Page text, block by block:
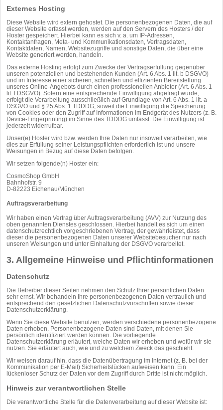
Externes Hosting
Diese Website wird extern gehostet. Die personenbezogenen Daten, die auf
dieser Website erfasst werden, werden auf den Servern des Hosters / der
Hoster gespeichert. Hierbei kann es sich v. a. um IP-Adressen,
Kontaktanfragen, Meta- und Kommunikationsdaten, Vertragsdaten,
Kontaktdaten, Namen, Websitezugriffe und sonstige Daten, die über eine
Website generiert werden, handeln.
Das externe Hosting erfolgt zum Zwecke der Vertragserfüllung gegenüber
unseren potenziellen und bestehenden Kunden (Art. 6 Abs. 1 lit. b DSGVO)
und im Interesse einer sicheren, schnellen und effizienten Bereitstellung
unseres Online-Angebots durch einen professionellen Anbieter (Art. 6 Abs. 1
lit. f DSGVO). Sofern eine entsprechende Einwilligung abgefragt wurde,
erfolgt die Verarbeitung ausschließlich auf Grundlage von Art. 6 Abs. 1 lit. a
DSGVO und § 25 Abs. 1 TDDDG, soweit die Einwilligung die Speicherung
von Cookies oder den Zugriff auf Informationen im Endgerät des Nutzers (z. B.
Device-Fingerprinting) im Sinne des TDDDG umfasst. Die Einwilligung ist
jederzeit widerrufbar.
Unser(e) Hoster wird bzw. werden Ihre Daten nur insoweit verarbeiten, wie
dies zur Erfüllung seiner Leistungspflichten erforderlich ist und unsere
Weisungen in Bezug auf diese Daten befolgen.
Wir setzen folgende(n) Hoster ein:
CosmoShop GmbH
Bahnhofstr. 9
D-82223 Eichenau/München
Auftragsverarbeitung
Wir haben einen Vertrag über Auftragsverarbeitung (AVV) zur Nutzung des
oben genannten Dienstes geschlossen. Hierbei handelt es sich um einen
datenschutzrechtlich vorgeschriebenen Vertrag, der gewährleistet, dass
dieser die personenbezogenen Daten unserer Websitebesucher nur nach
unseren Weisungen und unter Einhaltung der DSGVO verarbeitet.
3. Allgemeine Hinweise und Pflicht­informationen
Datenschutz
Die Betreiber dieser Seiten nehmen den Schutz Ihrer persönlichen Daten
sehr ernst. Wir behandeln Ihre personenbezogenen Daten vertraulich und
entsprechend den gesetzlichen Datenschutzvorschriften sowie dieser
Datenschutzerklärung.
Wenn Sie diese Website benutzen, werden verschiedene personenbezogene
Daten erhoben. Personenbezogene Daten sind Daten, mit denen Sie
persönlich identifiziert werden können. Die vorliegende
Datenschutzerklärung erläutert, welche Daten wir erheben und wofür wir sie
nutzen. Sie erläutert auch, wie und zu welchem Zweck das geschieht.
Wir weisen darauf hin, dass die Datenübertragung im Internet (z. B. bei der
Kommunikation per E-Mail) Sicherheitslücken aufweisen kann. Ein
lückenloser Schutz der Daten vor dem Zugriff durch Dritte ist nicht möglich.
Hinweis zur verantwortlichen Stelle
Die verantwortliche Stelle für die Datenverarbeitung auf dieser Website ist: